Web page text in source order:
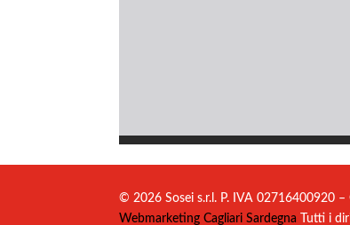
© 2026 Sosei s.r.l. P. IVA 02716400920
Webmarketing Cagliari Sardegna
Tutti i